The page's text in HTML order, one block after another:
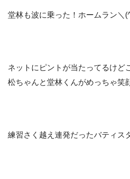
堂林も波に乗った！ホームラン＼
ネットにピントが当たってるけど
松ちゃんと堂林くんがめっちゃ笑
練習さく越え連発だったバティス